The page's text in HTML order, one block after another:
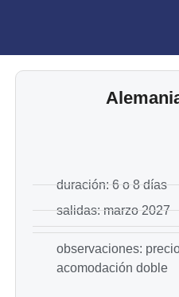
duración: 6 o 8 días
salidas: marzo 2027
observaciones:
acomodación doble